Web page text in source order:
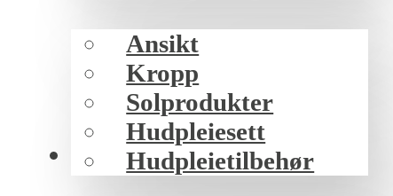
Ansikt
Kropp
Solprodukter
Hudpleiesett
Hudpleietilbehør
Sminke